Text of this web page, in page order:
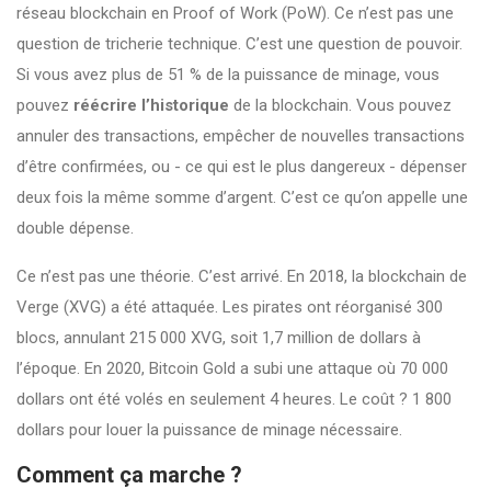
réseau blockchain en Proof of Work (PoW). Ce n’est pas une
question de tricherie technique. C’est une question de pouvoir.
Si vous avez plus de 51 % de la puissance de minage, vous
pouvez réécrire l’historique de la blockchain. Vous pouvez
annuler des transactions, empêcher de nouvelles transactions
d’être confirmées, ou - ce qui est le plus dangereux - dépenser
deux fois la même somme d’argent. C’est ce qu’on appelle une
double dépense.
Ce n’est pas une théorie. C’est arrivé. En 2018, la blockchain de
Verge (XVG) a été attaquée. Les pirates ont réorganisé 300
blocs, annulant 215 000 XVG, soit 1,7 million de dollars à
l’époque. En 2020, Bitcoin Gold a subi une attaque où 70 000
dollars ont été volés en seulement 4 heures. Le coût ? 1 800
dollars pour louer la puissance de minage nécessaire.
Comment ça marche ?